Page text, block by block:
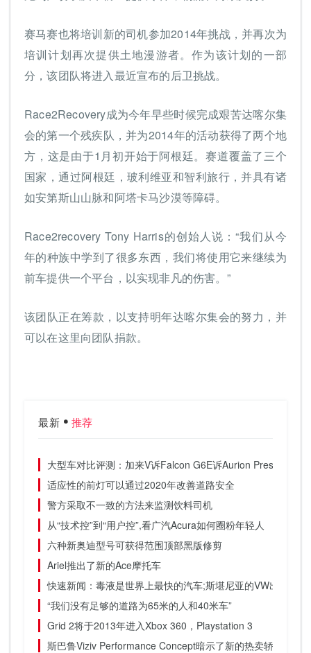
赛马赛也将培训新的司机参加2014年挑战，并再次为
培训计划再次提供土地漫游者。作为该计划的一部
分，该团队将进入最近宣布的后卫挑战。
Race2Recovery成为今年早些时候完成艰苦达喀尔集
会的第一个残疾队，并为2014年的活动获得了两个地
方，这是由于1月初开始于阿根廷。赛道覆盖了三个
国家，通过阿根廷，玻利维亚和智利旅行，并具有诸
如安第斯山山脉和阿塔卡马沙漠等障碍。
Race2recovery Tony Harris的创始人说：“我们从今
年的种族中学到了很多东西，我们将使用它来继续为
前车提供一个平台，以实现非凡的伤害。”
该团队正在筹款，以支持明年达喀尔集会的努力，并
可以在这里向团队捐款。
最新 推荐
大型车对比评测：加来V诉Falcon G6E诉Aurion Presara
适应性的前灯可以通过2020年改善道路安全
警方采取不一致的方法来监测饮料司机
从“技术控”到“用户控”,看广汽Acura如何圈粉年轻人
六种新奥迪型号可获得范围顶部黑版修剪
Ariel推出了新的Ace摩托车
快速新闻：毒液是世界上最快的汽车;斯堪尼亚的VW出价5.5
“我们没有足够的道路为65米的人和40米车”
Grid 2将于2013年进入Xbox 360，Playstation 3
斯巴鲁Viziv Performance Concept暗示了新的热卖轿车